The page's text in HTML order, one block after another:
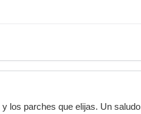
los parches que elijas. Un saludo